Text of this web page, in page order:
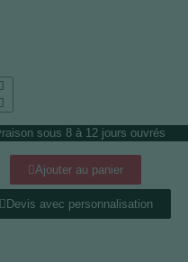
sous 8 à 12 jours ouvrés
Ajouter au panier
Devis avec personnalisation